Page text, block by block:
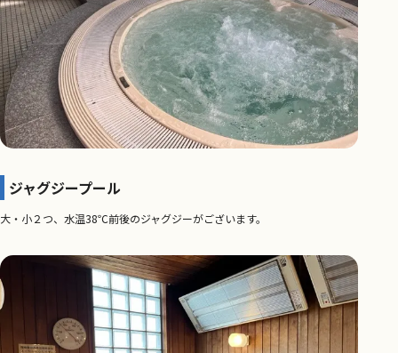
ジャグジープール
大・小２つ、水温38℃前後のジャグジーがございます。